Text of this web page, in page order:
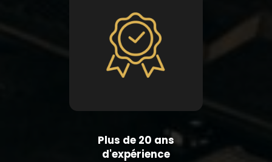
Plus de 20 ans
d'expérience